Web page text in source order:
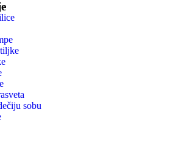
sobu